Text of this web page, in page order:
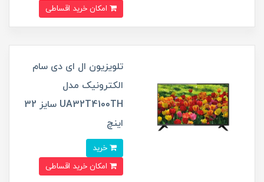
تلویزیون ال ای دی سام
الکترونیک مدل
UA32T4100TH سایز 32
اینچ